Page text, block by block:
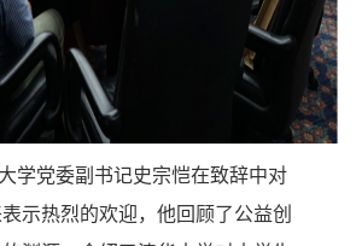
学党委副书记史宗恺在致辞中对
示热烈的欢迎，他回顾了公益创